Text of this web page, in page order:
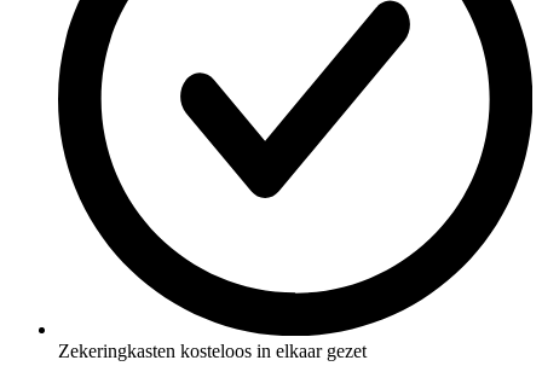
Zekeringkasten kosteloos in elkaar gezet